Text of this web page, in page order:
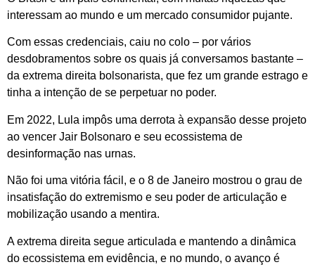
interessam ao mundo e um mercado consumidor pujante.
Com essas credenciais, caiu no colo – por vários
desdobramentos sobre os quais já conversamos bastante –
da extrema direita bolsonarista, que fez um grande estrago e
tinha a intenção de se perpetuar no poder.
Em 2022, Lula impôs uma derrota à expansão desse projeto
ao vencer Jair Bolsonaro e seu ecossistema de
desinformação nas urnas.
Não foi uma vitória fácil, e o 8 de Janeiro mostrou o grau de
insatisfação do extremismo e seu poder de articulação e
mobilização usando a mentira.
A extrema direita segue articulada e mantendo a dinâmica
do ecossistema em evidência, e no mundo, o avanço é